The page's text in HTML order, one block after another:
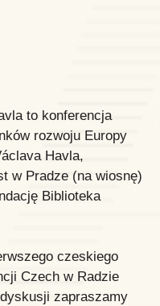
to konferencja
rozwoju Europy
Havla,
w Pradze (na wiosnę)
Biblioteka
czeskiego
Czech w Radzie
zapraszamy